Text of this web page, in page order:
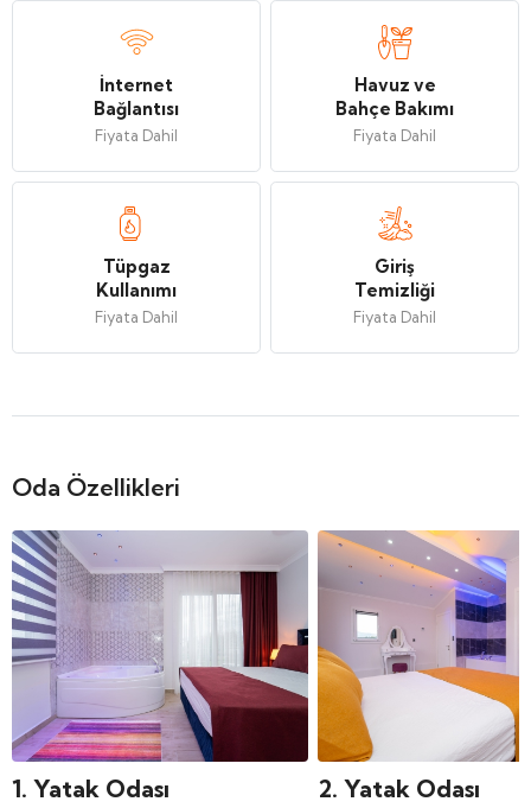
İnternet
Bağlantısı
Fiyata Dahil
Havuz ve
Bahçe Bakımı
Fiyata Dahil
Tüpgaz
Kullanımı
Fiyata Dahil
Giriş
Temizliği
Fiyata Dahil
Oda Özellikleri
1. Yatak Odası 2. Yatak Odası